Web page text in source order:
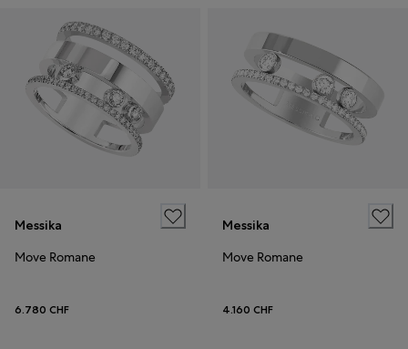
Messika
Move Romane
6.780 CHF
Messika
Move Romane
4.160 CHF